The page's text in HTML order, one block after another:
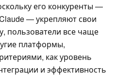
его конкуренты —
— укрепляют свои
пользователи все чаще
платформы,
как уровень
и эффективность